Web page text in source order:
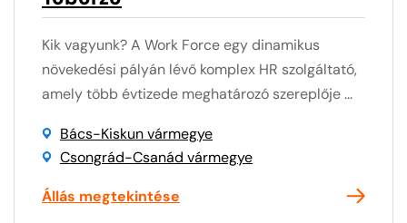
Kik vagyunk? A Work Force egy dinamikus
növekedési pályán lévő komplex HR szolgáltató,
amely több évtizede meghatározó szereplője ...
Bács-Kiskun vármegye
Csongrád-Csanád vármegye
Állás megtekintése